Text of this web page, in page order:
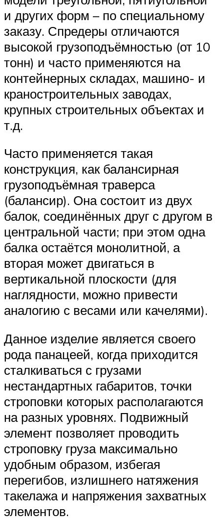
и других форм – по специальному
заказу. Спредеры отличаются
высокой грузоподъёмностью (от 10
тонн) и часто применяются на
контейнерных складах, машино- и
краностроительных заводах,
крупных строительных объектах и
т.д.
Часто применяется такая
конструкция, как балансирная
грузоподъёмная траверса
(балансир). Она состоит из двух
балок, соединённых друг с другом в
центральной части; при этом одна
балка остаётся монолитной, а
вторая может двигаться в
вертикальной плоскости (для
наглядности, можно привести
аналогию с весами или качелями).
Данное изделие является своего
рода панацеей, когда приходится
сталкиваться с грузами
нестандартных габаритов, точки
строповки которых располагаются
на разных уровнях. Подвижный
элемент позволяет проводить
строповку груза максимально
удобным образом, избегая
перегибов, излишнего натяжения
такелажа и напряжения захватных
элементов.